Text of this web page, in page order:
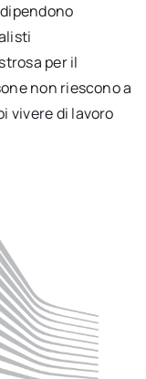
per il
non riescono a
vivere di lavoro